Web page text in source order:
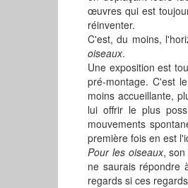
œuvres qui est
réinventer.
C'est, du moins,
oiseaux.
Une exposition est
pré-montage. C'est
moins accueillante,
lui offrir le plus
mouvements
première fois en est
Pour les oiseaux,
ne saurais répondre
regards si ces